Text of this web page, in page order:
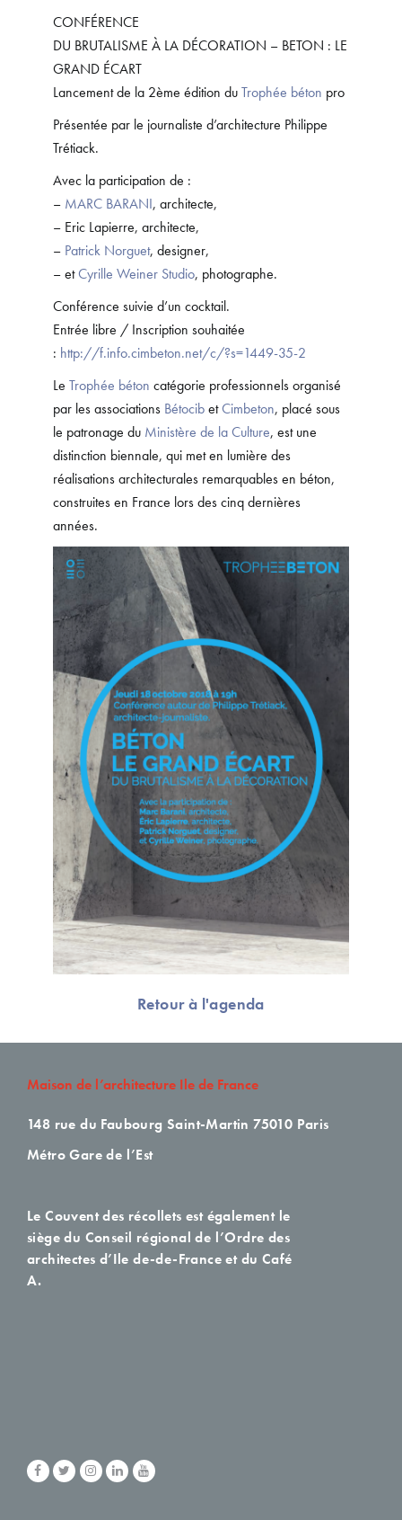
CONFÉRENCE
DU BRUTALISME À LA DÉCORATION – BETON : LE
GRAND ÉCART
Lancement de la 2ème édition duTrophée béton pro
Présentée par le journaliste d’architecture Philippe
Trétiack.
Avec la participation de :
– MARC BARANI, architecte,
– Eric Lapierre, architecte,
– Patrick Norguet, designer,
– etCyrille Weiner Studio, photographe.
Conférence suivie d’un cocktail.
Entrée libre / Inscription souhaitée
: http://f.info.cimbeton.net/c/?s=1449-35-2
LeTrophée béton catégorie professionnels organisé
par les associations BétocibetCimbeton, placé sous
le patronage du Ministère de la Culture, est une
distinction biennale, qui met en lumière des
réalisations architecturales remarquables en béton,
construites en France lors des cinq dernières
années.
Retour à l'agenda
Maison de l’architecture Ile de France
148 rue du Faubourg Saint-Martin 75010 Paris
Métro Gare de l’Est
Le Couvent des récollets est également le
siège du Conseil régional de l’Ordre des
architectes d’Ile de-de-France et du Café
A.